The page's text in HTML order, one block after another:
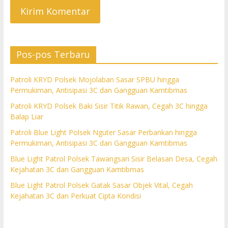
Pos-pos Terbaru
Patroli KRYD Polsek Mojolaban Sasar SPBU hingga
Permukiman, Antisipasi 3C dan Gangguan Kamtibmas
Patroli KRYD Polsek Baki Sisir Titik Rawan, Cegah 3C hingga
Balap Liar
Patroli Blue Light Polsek Nguter Sasar Perbankan hingga
Permukiman, Antisipasi 3C dan Gangguan Kamtibmas
Blue Light Patrol Polsek Tawangsari Sisir Belasan Desa, Cegah
Kejahatan 3C dan Gangguan Kamtibmas
Blue Light Patrol Polsek Gatak Sasar Objek Vital, Cegah
Kejahatan 3C dan Perkuat Cipta Kondisi